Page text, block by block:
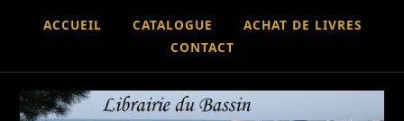
ACCUEIL CATALOGUE
ACHAT DE LIVRES
CONTACT